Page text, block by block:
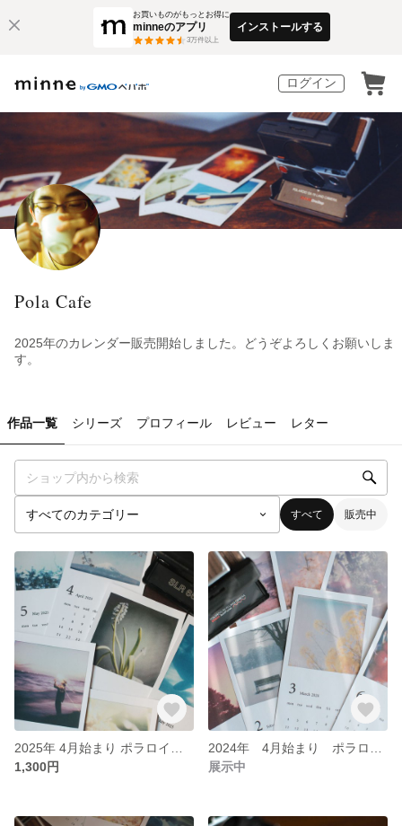
お買いものがもっとお得に
minneのアプリ
3万件以上
インストールする
ログイン
Pola Cafe
2025年のカレンダー販売開始しました。どうぞよろしくお願いしま
す。
作品一覧 シリーズ プロフィール レビュー レター
すべて 販売中
1,300円
展示中